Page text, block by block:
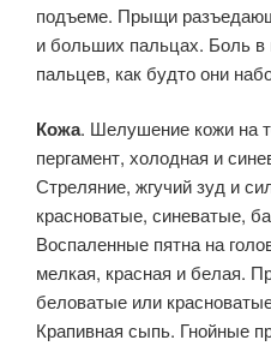
подъ­еме. Прыщи
и больших пальцах. Боль
пальцев, как будто они
Кожа. Шелушение кожи на
пергамент, холодная и
Стреляние, жгучий зуд и
красноватые, синеватые,
Воспаленные пятна на
мелкая, красная и белая.
беловатые или
Крапивная сыпь. Гнойные